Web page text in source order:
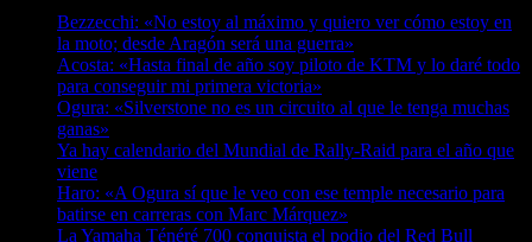
Bezzecchi: «No estoy al máximo y quiero ver cómo estoy en
la moto; desde Aragón será una guerra»
Acosta: «Hasta final de año soy piloto de KTM y lo daré todo
para conseguir mi primera victoria»
Ogura: «Silverstone no es un circuito al que le tenga muchas
ganas»
Ya hay calendario del Mundial de Rally-Raid para el año que
viene
Haro: «A Ogura sí que le veo con ese temple necesario para
batirse en carreras con Marc Márquez»
La Yamaha Ténéré 700 conquista el podio del Red Bull